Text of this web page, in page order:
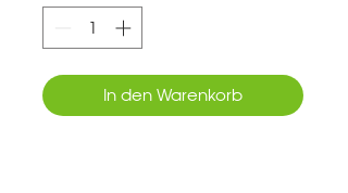
In den Warenkorb